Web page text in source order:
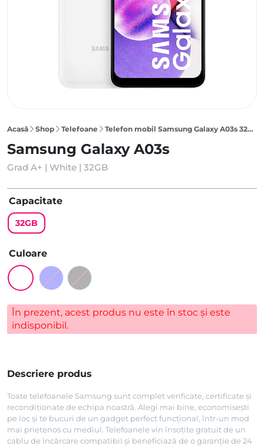
Acasă Shop Telefoane Telefon mobil Samsung Galaxy A03s 32GB, White
Samsung Galaxy A03s
Grad A+ | White | 32GB
Capacitate
32GB
Culoare
În prezent, acest produs nu este în stoc și este
indisponibil.
Descriere produs
Toate telefoanele Samsung sunt complet verificate, certificate și
recondiționate de echipa noastră. Alegi mai bine, economisești
pe loc și te bucuri de un gadget perfect funcțional, într-un mod
mai prietenos cu mediul. Telefoanele vin însoțite gratuit de un
cablu de încărcare compatibil și beneficiază de o garanție de 24